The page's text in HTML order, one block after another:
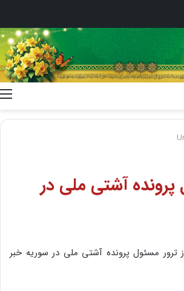
پرونده آشتی ملی در
از ترور مسئول پرونده آشتی ملی در سوریه خبر